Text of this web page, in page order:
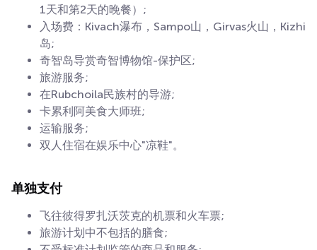
1天和第2天的晚餐）;
入场费：Kivach瀑布，Sampo山，Girvas火山，Kizhi
岛;
奇智岛导赏奇智博物馆-保护区;
旅游服务;
在Rubchoila民族村的导游;
卡累利阿美食大师班;
运输服务;
双人住宿在娱乐中心"凉鞋"。
单独支付
飞往彼得罗扎沃茨克的机票和火车票;
旅游计划中不包括的膳食;